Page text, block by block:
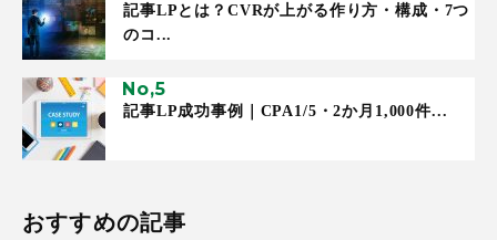
記事LPとは？CVRが上がる作り方・構成・7つ
のコ...
記事LP成功事例｜CPA1/5・2か月1,000件...
おすすめの記事